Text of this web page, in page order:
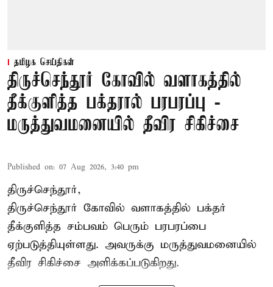
தமிழக செய்திகள்
திருச்செந்தூர் கோவில் வளாகத்தில்
தீக்குளித்த பக்தரால் பரபரப்பு -
மருத்துவமனையில் தீவிர சிகிச்சை
Published on: 07 Aug 2026, 3:40 pm
திருச்செந்தூர்,
திருச்செந்தூர் கோவில் வளாகத்தில் பக்தர்
தீக்குளித்த சம்பவம் பெரும் பரபரப்பை
ஏற்படுத்தியுள்ளது. அவருக்கு மருத்துவமனையில்
தீவிர சிகிச்சை அளிக்கப்படுகிறது.